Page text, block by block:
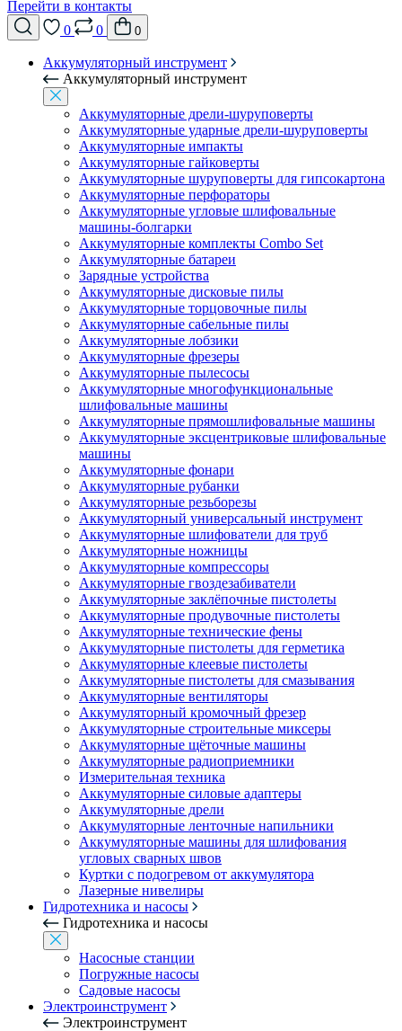
Перейти в контакты
0
0 0
Аккумуляторный инструмент
Аккумуляторный инструмент
Аккумуляторные дрели-шуруповерты
Аккумуляторные ударные дрели-шуруповерты
Аккумуляторные импакты
Аккумуляторные гайковерты
Аккумуляторные шуруповерты для гипсокартона
Аккумуляторные перфораторы
Аккумуляторные угловые шлифовальные
машины-болгарки
Аккумуляторные комплекты Combo Set
Аккумуляторные батареи
Зарядные устройства
Аккумуляторные дисковые пилы
Аккумуляторные торцовочные пилы
Аккумуляторные сабельные пилы
Аккумуляторные лобзики
Аккумуляторные фрезеры
Аккумуляторные пылесосы
Аккумуляторные многофункциональные
шлифовальные машины
Аккумуляторные прямошлифовальные машины
Аккумуляторные эксцентриковые шлифовальные
машины
Аккумуляторные фонари
Аккумуляторные рубанки
Аккумуляторные резьборезы
Аккумуляторный универсальный инструмент
Аккумуляторные шлифователи для труб
Аккумуляторные ножницы
Аккумуляторные компрессоры
Аккумуляторные гвоздезабиватели
Аккумуляторные заклёпочные пистолеты
Аккумуляторные продувочные пистолеты
Аккумуляторные технические фены
Аккумуляторные пистолеты для герметика
Аккумуляторные клеевые пистолеты
Аккумуляторные пистолеты для смазывания
Аккумуляторные вентиляторы
Аккумуляторный кромочный фрезер
Аккумуляторные строительные миксеры
Аккумуляторные щёточные машины
Аккумуляторные радиоприемники
Измерительная техника
Аккумуляторные силовые адаптеры
Аккумуляторные дрели
Аккумуляторные ленточные напильники
Аккумуляторные машины для шлифования
угловых сварных швов
Куртки с подогревом от аккумулятора
Лазерные нивелиры
Гидротехника и насосы
Гидротехника и насосы
Насосные станции
Погружные насосы
Садовые насосы
Электроинструмент
Электроинструмент